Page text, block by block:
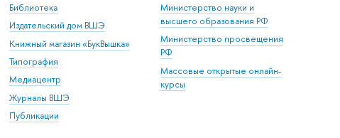
Библиотека
Издательский дом ВШЭ
Книжный магазин «БукВышка»
Типография
Медиацентр
Журналы ВШЭ
Публикации
Министерство науки и
высшего образования РФ
Министерство просвещения
РФ
Массовые открытые онлайн-
курсы